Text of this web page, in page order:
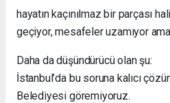
hayatın kaçınılmaz bir parçası
geçiyor, mesafeler uzamıyor
Daha da düşündürücü olan şu:
İstanbul’da bu soruna kalıcı
Belediyesi göremiyoruz.